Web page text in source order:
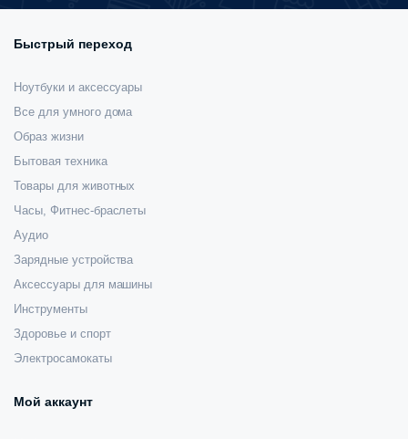
Быстрый переход
Ноутбуки и аксессуары
Все для умного дома
Образ жизни
Бытовая техника
Товары для животных
Часы, Фитнес-браслеты
Аудио
Зарядные устройства
Аксессуары для машины
Инструменты
Здоровье и спорт
Электросамокаты
Мой аккаунт